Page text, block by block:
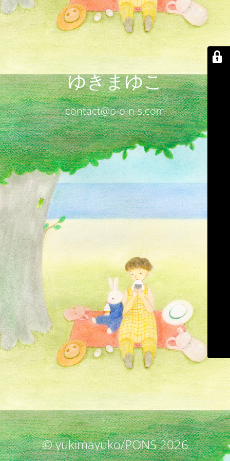
ゆきまゆこ
contact@p-o-n-s.com
© yukimayuko/PONS 2026